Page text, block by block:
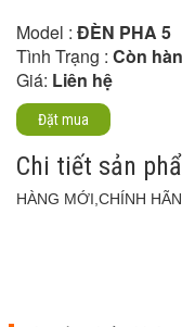
Model : ĐÈN PHA 5
Tình Trạng : Còn
Giá: Liên hệ
Đặt mua
Chi tiết sản
HÀNG MỚI,CHÍNH